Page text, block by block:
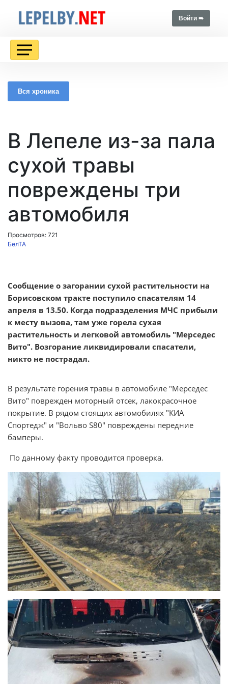
Войти ➠
Вся хроника
В Лепеле из-за пала
сухой травы
повреждены три
автомобиля
Просмотров: 721
БелТА
Сообщение о загорании сухой растительности на
Борисовском тракте поступило спасателям 14
апреля в 13.50. Когда подразделения МЧС прибыли
к месту вызова, там уже горела сухая
растительность и легковой автомобиль "Мерседес
Вито". Возгорание ликвидировали спасатели,
никто не пострадал.
В результате горения травы в автомобиле "Мерседес
Вито" поврежден моторный отсек, лакокрасочное
покрытие. В рядом стоящих автомобилях "КИА
Спортедж" и "Вольво S80" повреждены передние
бамперы.
По данному факту проводится проверка.